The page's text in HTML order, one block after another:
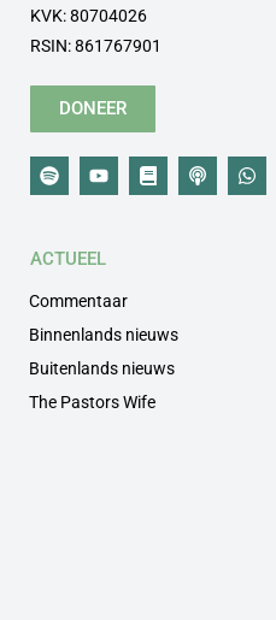
KVK: 80704026
RSIN: 861767901
DONEER
ACTUEEL
Commentaar
Binnenlands nieuws
Buitenlands nieuws
The Pastors Wife